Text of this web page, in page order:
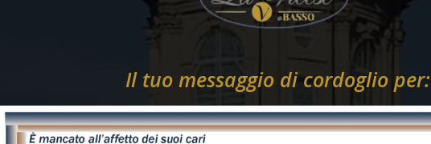
Il tuo messaggio di cordoglio per: